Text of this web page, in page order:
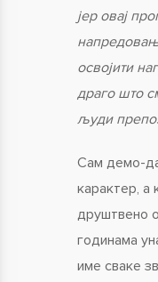
јер овај
освојити
драго што
људи
Сам демо-
карактер, а
друштвено
годинама
име сваке